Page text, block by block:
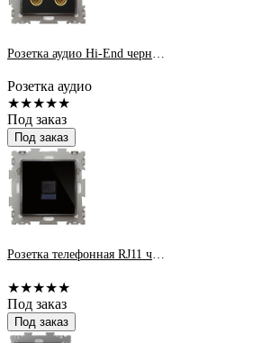
Розетка аудио
★★★★★
Под заказ
Под заказ
Розетка телефонная RJ11 черная матовая
★★★★★
Под заказ
Под заказ